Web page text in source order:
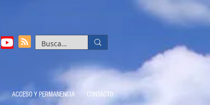
ACCESO Y PERMANENCIA CONTACTO